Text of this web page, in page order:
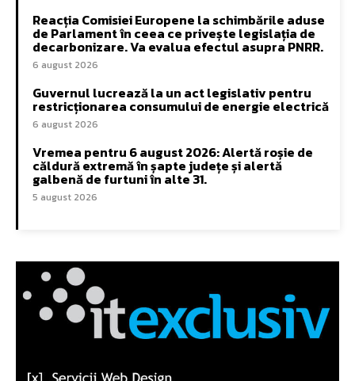
Reacția Comisiei Europene la schimbările aduse
de Parlament în ceea ce privește legislația de
decarbonizare. Va evalua efectul asupra PNRR.
6 august 2026
Guvernul lucrează la un act legislativ pentru
restricționarea consumului de energie electrică
6 august 2026
Vremea pentru 6 august 2026: Alertă roșie de
căldură extremă în șapte județe și alertă
galbenă de furtuni în alte 31.
5 august 2026